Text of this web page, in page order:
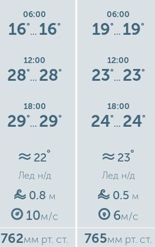
06:00
16°
… 16°
12:00
28°
… 28°
18:00
29°
… 29°
22°
Лед н/д
0.8 м
10м/с
762мм рт. ст.
06:00
19°
… 19°
12:00
23°
… 23°
18:00
24°
… 24°
23°
Лед н/д
0.5 м
6м/с
765мм рт. ст.